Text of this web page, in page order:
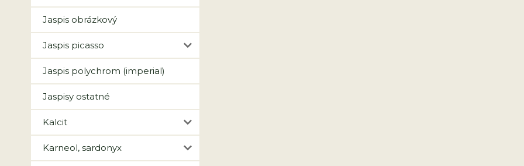
Jaspis obrázkový
Jaspis picasso
Jaspis polychrom (imperial)
Jaspisy ostatné
Kalcit
Karneol, sardonyx